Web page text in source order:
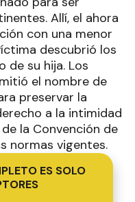
Allí, el ahora
con una menor
descubrió los
de su hija. Los
el nombre de
preservar la
a la intimidad
la Convención de
normas vigentes.
ES SOLO